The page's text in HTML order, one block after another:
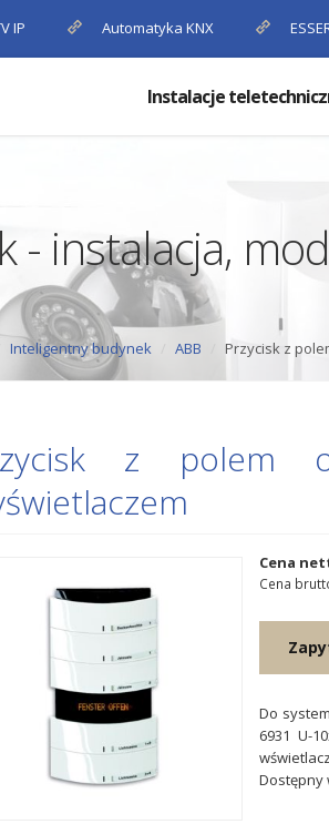
IP Automatyka KNX
Instalacje
- instalacja,
Inteligentny budynek ABB Przycisk z
z polem
Cena
Cena
Do
6931 U-
Dostępny